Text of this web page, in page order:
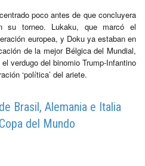
poco antes de que concluyera
su torneo. Lukaku, que marcó el
europea, y Doku ya estaban en
de la mejor Bélgica del Mundial,
verdugo del binomio Trump-Infantino
‘política’ del ariete.
Brasil, Alemania e Italia
del Mundo